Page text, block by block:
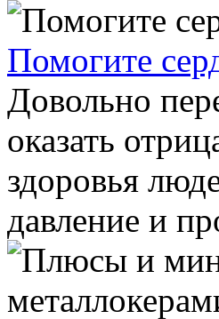
Помогите
Довольно
оказать
здоровья
давление и